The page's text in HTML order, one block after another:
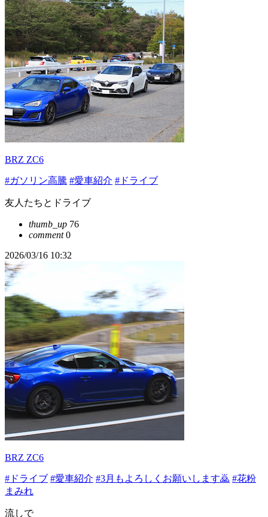
BRZ ZC6
#ガソリン高騰 #愛車紹介 #ドライブ
友人たちとドライブ
thumb_up 76
comment0
2026/03/16 10:32
BRZ ZC6
#ドライブ #愛車紹介 #3月もよろしくお願いします🙇 #花粉
まみれ
流しで